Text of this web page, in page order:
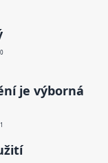
je výborná